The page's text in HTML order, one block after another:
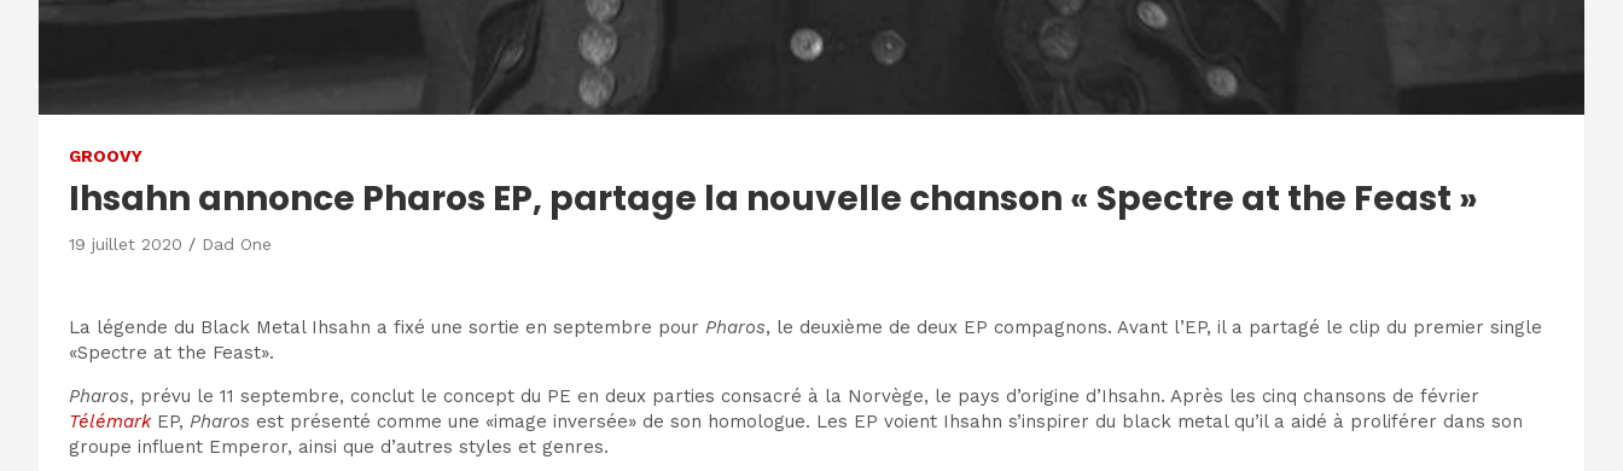
GROOVY
Ihsahn annonce Pharos EP, partage la nouvelle chanson « Spectre at the Feast »
19 juillet 2020 Dad One
La légende du Black Metal Ihsahn a fixé une sortie en septembre pour Pharos, le deuxième de deux EP compagnons. Avant l’EP, il a partagé le clip du premier single
«Spectre at the Feast».
Pharos, prévu le 11 septembre, conclut le concept du PE en deux parties consacré à la Norvège, le pays d’origine d’Ihsahn. Après les cinq chansons de février
TélémarkEP, Pharos est présenté comme une «image inversée» de son homologue. Les EP voient Ihsahn s’inspirer du black metal qu’il a aidé à proliférer dans son
groupe influent Emperor, ainsi que d’autres styles et genres.